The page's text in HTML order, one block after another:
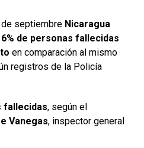
septiembre Nicaragua
de personas fallecidas
en comparación al mismo
registros de la Policía
fallecidas, según el
Vanegas, inspector general